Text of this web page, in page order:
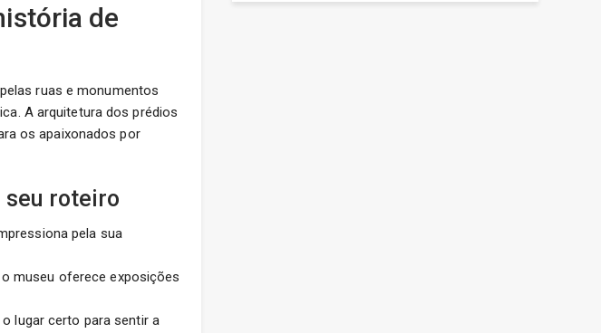
de
ruas e monumentos
A arquitetura dos prédios
os apaixonados por
seu roteiro
pela sua
museu oferece exposições
lugar certo para sentir a